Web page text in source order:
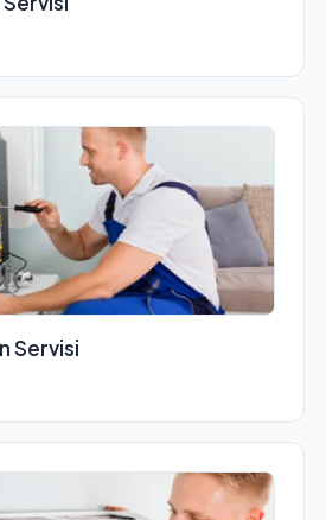
Servisi